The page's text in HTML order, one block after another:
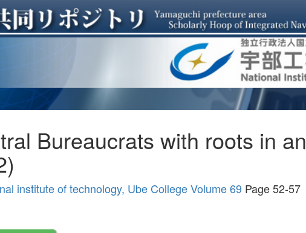
Bureaucrats with roots in
institute of technology, Ube College Volume 69 Page 52-57